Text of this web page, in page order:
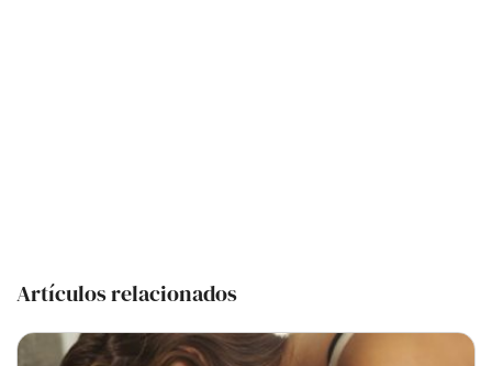
Artículos relacionados